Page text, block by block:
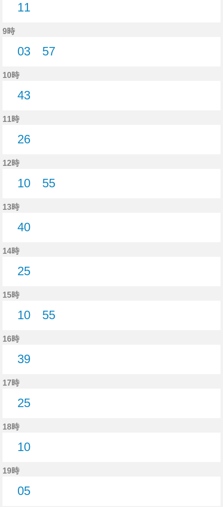
11
9時
03
57
10時
43
11時
26
12時
10
55
13時
40
14時
25
15時
10
55
16時
39
17時
25
18時
10
19時
05